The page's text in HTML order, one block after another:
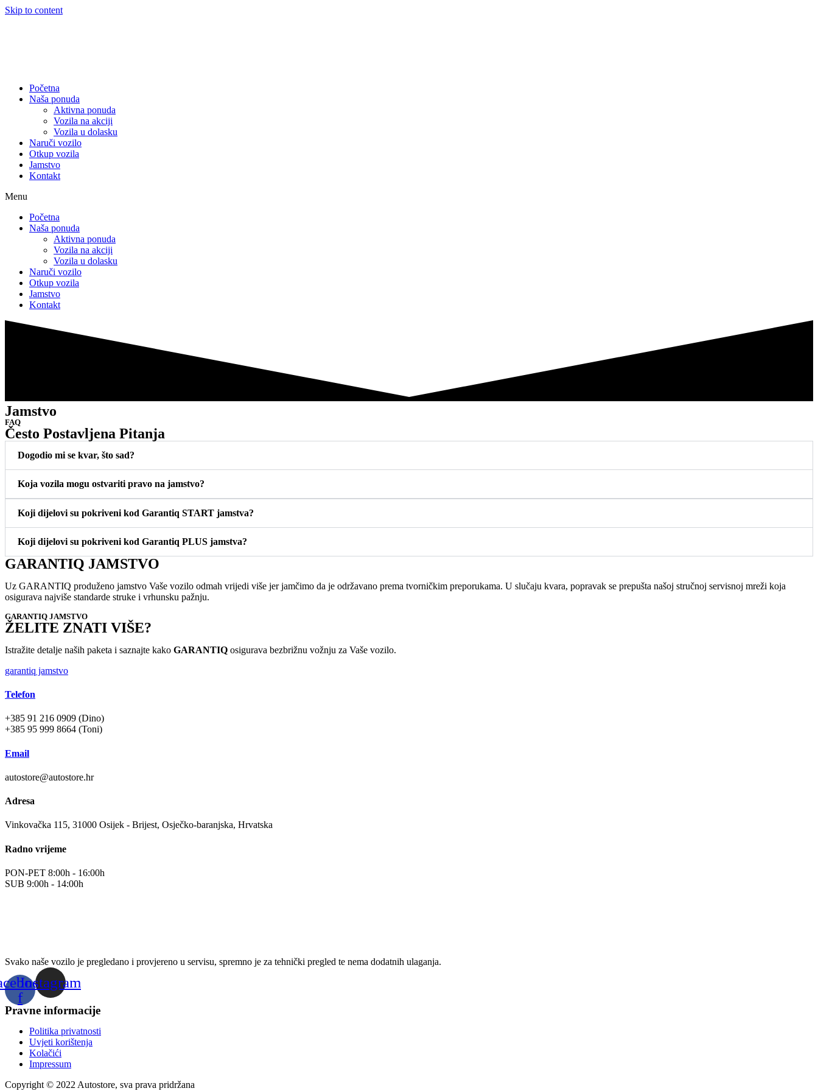
Skip to content
Početna
Naša ponuda
Aktivna ponuda
Vozila na akciji
Vozila u dolasku
Naruči vozilo
Otkup vozila
Jamstvo
Kontakt
Menu
Početna
Naša ponuda
Aktivna ponuda
Vozila na akciji
Vozila u dolasku
Naruči vozilo
Otkup vozila
Jamstvo
Kontakt
Jamstvo
FAQ
Često Postavljena Pitanja
Dogodio mi se kvar, što sad?
Koja vozila mogu ostvariti pravo na jamstvo?
Koji dijelovi su pokriveni kod Garantiq START jamstva?
Koji dijelovi su pokriveni kod Garantiq PLUS jamstva?
GARANTIQ JAMSTVO
Uz GARANTIQ produženo jamstvo Vaše vozilo odmah vrijedi više jer jamčimo da je održavano prema tvorničkim preporukama. U slučaju kvara, popravak se prepušta našoj stručnoj servisnoj mreži koja
osigurava najviše standarde struke i vrhunsku pažnju.
GARANTIQ JAMSTVO
ŽELITE ZNATI VIŠE?
Istražite detalje naših paketa i saznajte kako GARANTIQ osigurava bezbrižnu vožnju za Vaše vozilo.
garantiq jamstvo
Telefon
+385 91 216 0909 (Dino)
+385 95 999 8664 (Toni)
Email
autostore@autostore.hr
Adresa
Vinkovačka 115, 31000 Osijek - Brijest, Osječko-baranjska, Hrvatska
Radno vrijeme
PON-PET 8:00h - 16:00h
SUB 9:00h - 14:00h
Svako naše vozilo je pregledano i provjereno u servisu, spremno je za tehnički pregled te nema dodatnih ulaganja.
f
Instagram
Pravne informacije
Politika privatnosti
Uvjeti korištenja
Kolačići
Impressum
Copyright © 2022 Autostore, sva prava pridržana